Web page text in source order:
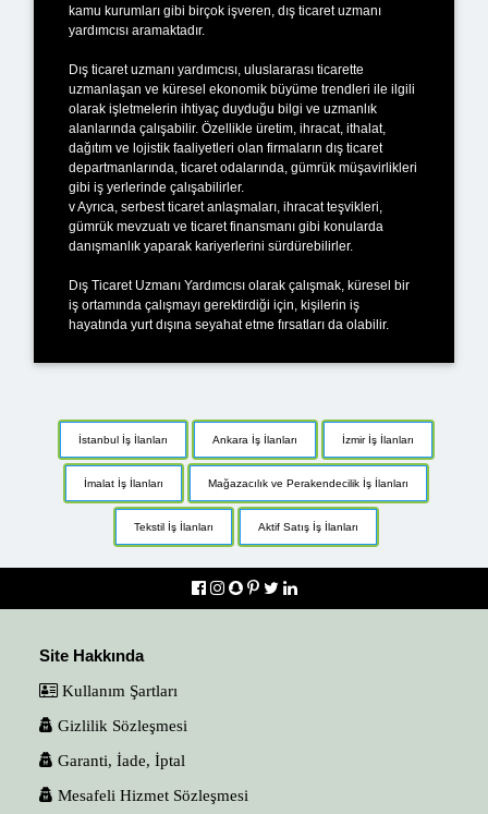
kamu kurumları gibi birçok işveren, dış ticaret uzmanı
yardımcısı aramaktadır.
Dış ticaret uzmanı yardımcısı, uluslararası ticarette
uzmanlaşan ve küresel ekonomik büyüme trendleri ile ilgili
olarak işletmelerin ihtiyaç duyduğu bilgi ve uzmanlık
alanlarında çalışabilir. Özellikle üretim, ihracat, ithalat,
dağıtım ve lojistik faaliyetleri olan firmaların dış ticaret
departmanlarında, ticaret odalarında, gümrük müşavirlikleri
gibi iş yerlerinde çalışabilirler.
v Ayrıca, serbest ticaret anlaşmaları, ihracat teşvikleri,
gümrük mevzuatı ve ticaret finansmanı gibi konularda
danışmanlık yaparak kariyerlerini sürdürebilirler.
Dış Ticaret Uzmanı Yardımcısı olarak çalışmak, küresel bir
iş ortamında çalışmayı gerektirdiği için, kişilerin iş
hayatında yurt dışına seyahat etme fırsatları da olabilir.
İstanbul İş İlanları Ankara İş İlanları İzmir İş İlanları
İmalat İş İlanları Mağazacılık ve Perakendecilik İş İlanları
Tekstil İş İlanları Aktif Satış İş İlanları
Site Hakkında
Kullanım Şartları
Gizlilik Sözleşmesi
Garanti, İade, İptal
Mesafeli Hizmet Sözleşmesi